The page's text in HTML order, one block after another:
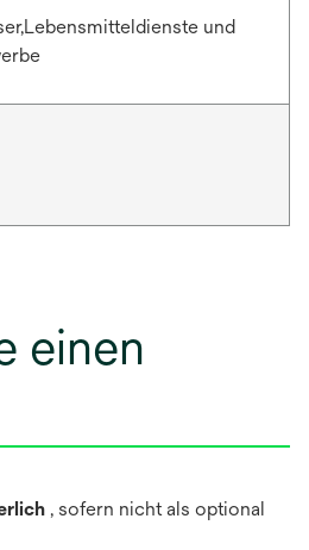
und
einen
, sofern nicht als optional